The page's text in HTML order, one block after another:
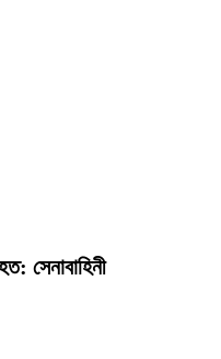
সেনাবাহিনী